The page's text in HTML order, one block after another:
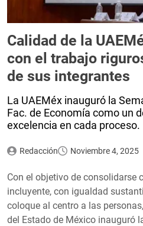
Calidad de la
con el trabajo
de sus integrantes
La UAEMéx inauguró la
Fac. de Economía como un
excelencia en cada proceso.
Redacción Noviembre 4, 2025
Con el objetivo de consolidarse
incluyente, con igualdad
coloque al centro a las
del Estado de México inauguró